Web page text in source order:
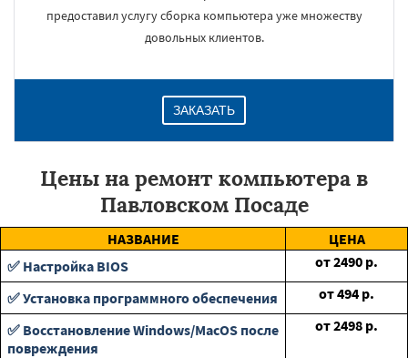
предоставил услугу сборка компьютера уже множеству
довольных клиентов.
ЗАКАЗАТЬ
Цены на ремонт компьютера в
Павловском Посаде
НАЗВАНИЕ
ЦЕНА
✅ Настройка BIOS
от2490 р.
✅ Установка программного обеспечения
от494 р.
✅ Восстановление Windows/MacOS после
повреждения
от2498 р.